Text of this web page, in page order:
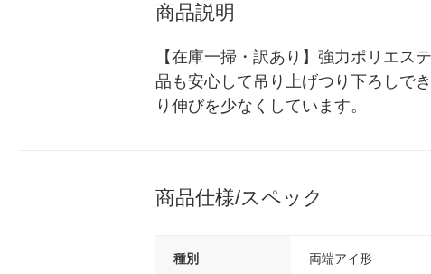
商品説明
【在庫一掃・訳あり】強力ポリエス
品も安心して吊り上げつり下ろしで
り伸びを少なくしています。
商品仕様/スペック
種別 両端アイ形